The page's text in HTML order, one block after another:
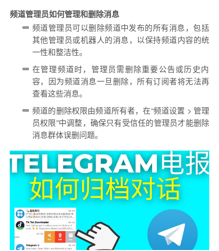
频道管理员如何管理和删除消息
频道管理员可以删除频道中发布的所有消息，包括
其他管理员或机器人的消息，以保持频道内容的统
一性和整洁性。
在管理频道时，管理员需删除重要公告或历史内
容，因为频道消息一旦删除，所有订阅者将无法再
查看这些消息。
频道的删除权限由频道所有者，在“频道设置 > 管理
员权限”中调整，确保只有受信任的管理员才能删除
消息群体误删问题。